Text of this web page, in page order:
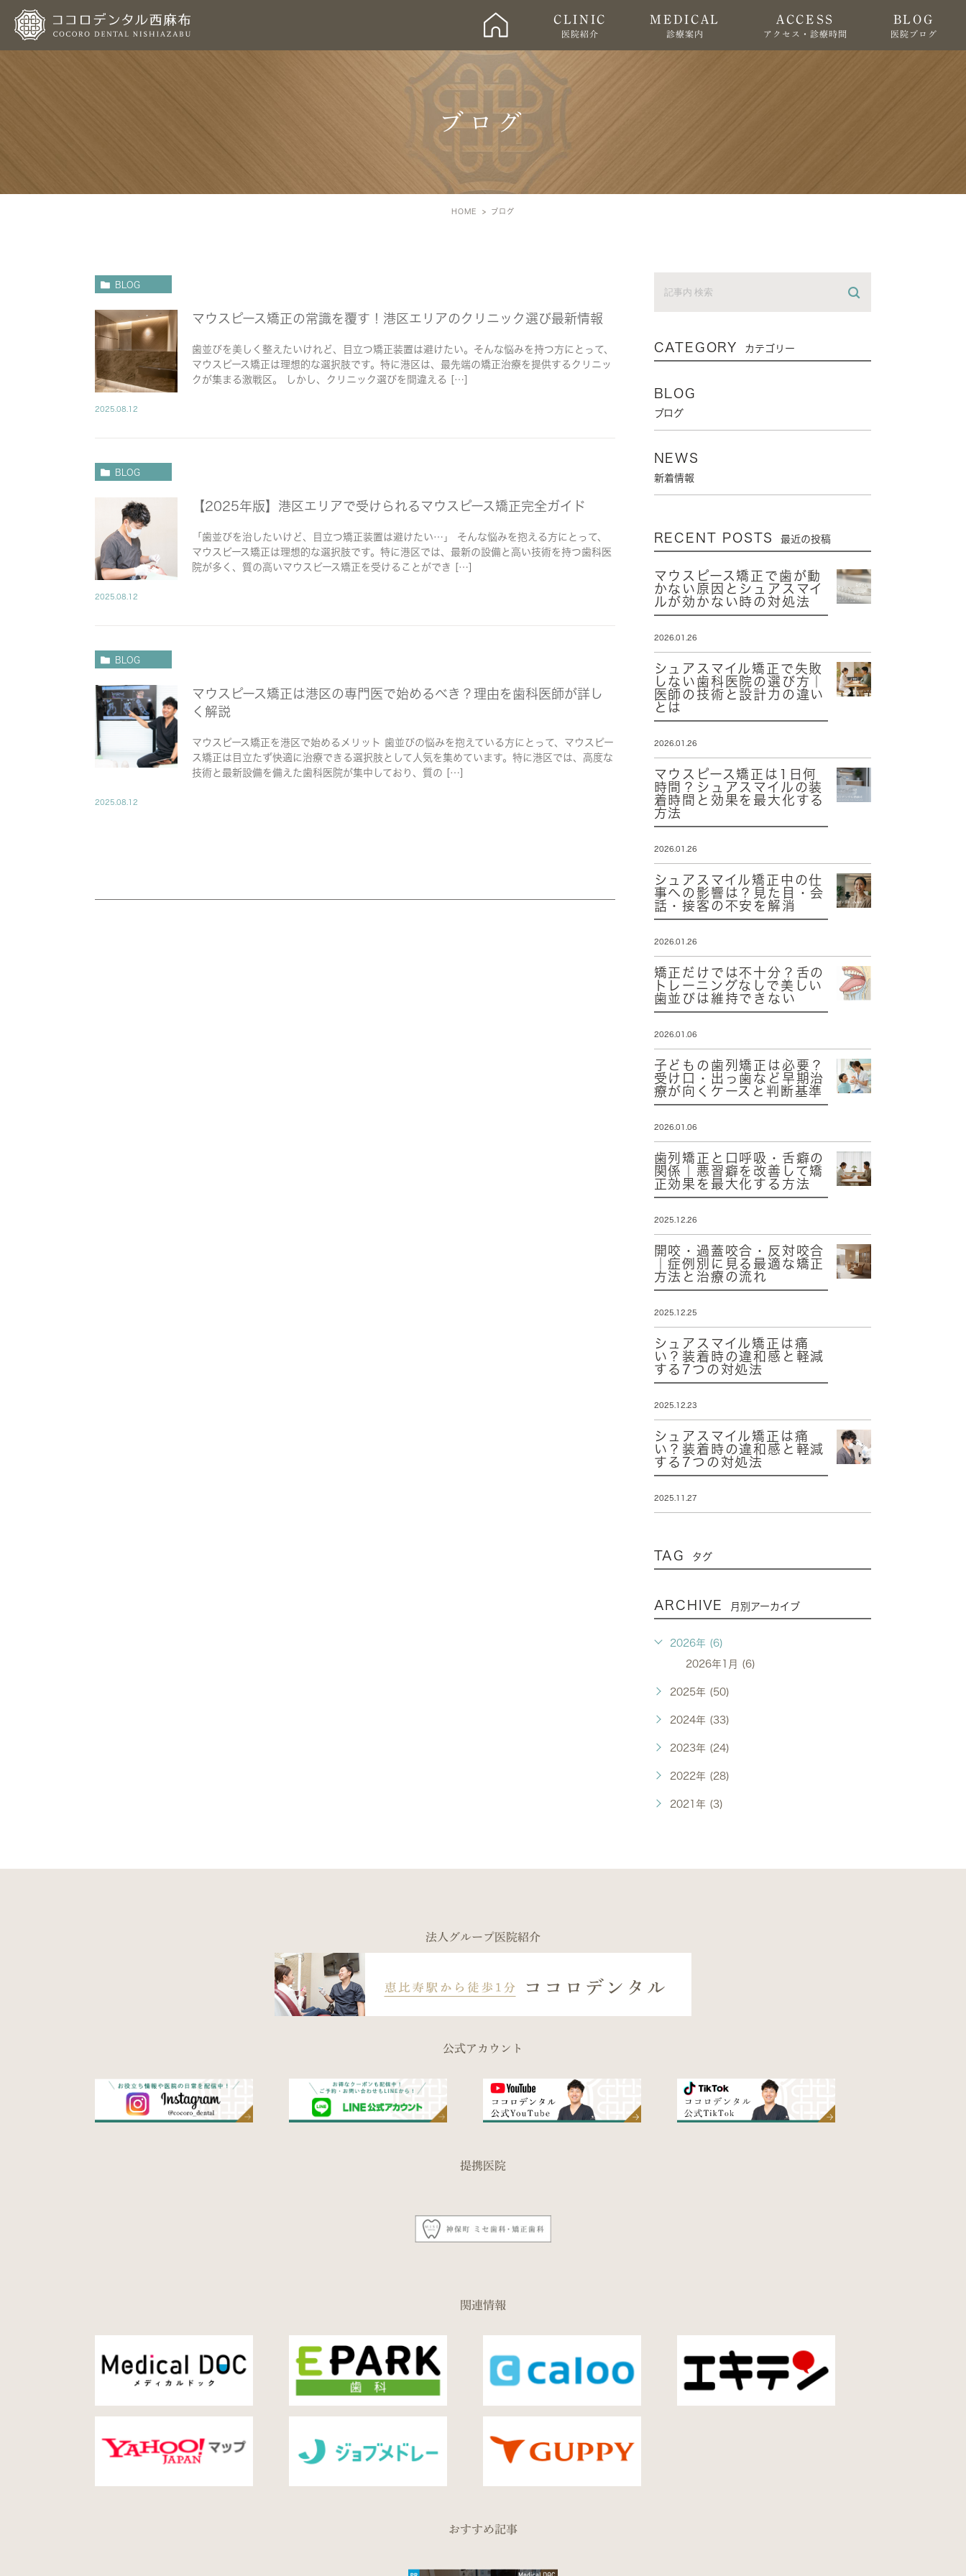
CLINIC
医院紹介
MEDICAL
診療案内
ACCESS
アクセス・診療時間
BLOG
医院ブログ
ブログ
HOME ブログ
BLOG
マウスピース矯正の常識を覆す！港区エリアのクリニック選び最新情報
歯並びを美しく整えたいけれど、目立つ矯正装置は避けたい。そんな悩みを持つ方にとって、
マウスピース矯正は理想的な選択肢です。特に港区は、最先端の矯正治療を提供するクリニッ
クが集まる激戦区。 しかし、クリニック選びを間違える […]
2025.08.12
BLOG
【2025年版】港区エリアで受けられるマウスピース矯正完全ガイド
「歯並びを治したいけど、目立つ矯正装置は避けたい…」 そんな悩みを抱える方にとって、
マウスピース矯正は理想的な選択肢です。特に港区では、最新の設備と高い技術を持つ歯科医
院が多く、質の高いマウスピース矯正を受けることができ […]
2025.08.12
BLOG
マウスピース矯正は港区の専門医で始めるべき？理由を歯科医師が詳し
く解説
マウスピース矯正を港区で始めるメリット 歯並びの悩みを抱えている方にとって、マウスピー
ス矯正は目立たず快適に治療できる選択肢として人気を集めています。特に港区では、高度な
技術と最新設備を備えた歯科医院が集中しており、質の […]
2025.08.12
CATEGORY カテゴリー
BLOG
ブログ
NEWS
新着情報
RECENT POSTS 最近の投稿
マウスピース矯正で歯が動
かない原因とシュアスマイ
ルが効かない時の対処法
2026.01.26
シュアスマイル矯正で失敗
しない歯科医院の選び方｜
医師の技術と設計力の違い
とは
2026.01.26
マウスピース矯正は1日何
時間？シュアスマイルの装
着時間と効果を最大化する
方法
2026.01.26
シュアスマイル矯正中の仕
事への影響は？見た目・会
話・接客の不安を解消
2026.01.26
矯正だけでは不十分？舌の
トレーニングなしで美しい
歯並びは維持できない
2026.01.06
子どもの歯列矯正は必要？
受け口・出っ歯など早期治
療が向くケースと判断基準
2026.01.06
歯列矯正と口呼吸・舌癖の
関係｜悪習癖を改善して矯
正効果を最大化する方法
2025.12.26
開咬・過蓋咬合・反対咬合
｜症例別に見る最適な矯正
方法と治療の流れ
2025.12.25
シュアスマイル矯正は痛
い？装着時の違和感と軽減
する7つの対処法
2025.12.23
シュアスマイル矯正は痛
い？装着時の違和感と軽減
する7つの対処法
2025.11.27
TAG タグ
ARCHIVE 月別アーカイブ
2026年 (6)
2026年1月 (6)
2025年 (50)
2024年 (33)
2023年 (24)
2022年 (28)
2021年 (3)
法人グループ医院紹介
公式アカウント
提携医院
関連情報
おすすめ記事